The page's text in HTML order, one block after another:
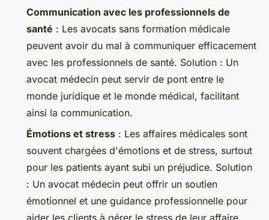
Communication avec les professionnels de
santé : Les avocats sans formation médicale
peuvent avoir du mal à communiquer efficacement
avec les professionnels de santé. Solution : Un
avocat médecin peut servir de pont entre le
monde juridique et le monde médical, facilitant
ainsi la communication.
Émotions et stress : Les affaires médicales sont
souvent chargées d'émotions et de stress, surtout
pour les patients ayant subi un préjudice. Solution
: Un avocat médecin peut offrir un soutien
émotionnel et une guidance professionnelle pour
aider les clients à gérer le stress de leur affaire.